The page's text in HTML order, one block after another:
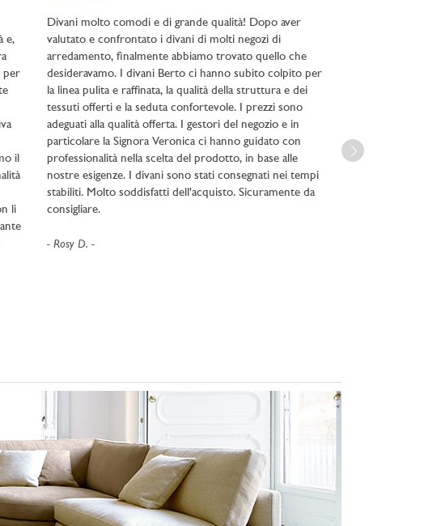
e,
per
il
li
Divani molto comodi e di grande qualità! Dopo aver
valutato e confrontato i divani di molti negozi di
arredamento, finalmente abbiamo trovato quello che
desideravamo. I divani Berto ci hanno subito colpito per
la linea pulita e raffinata, la qualità della struttura e dei
tessuti offerti e la seduta confortevole. I prezzi sono
adeguati alla qualità offerta. I gestori del negozio e in
particolare la Signora Veronica ci hanno guidato con
professionalità nella scelta del prodotto, in base alle
nostre esigenze. I divani sono stati consegnati nei tempi
stabiliti. Molto soddisfatti dell'acquisto. Sicuramente da
consigliare.
Rosy D.